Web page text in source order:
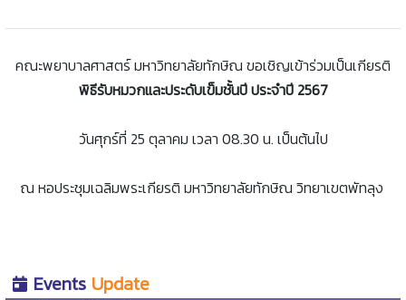
คณะพยาบาลศาสตร์ มหาวิทยาลัยทักษิณ ขอเชิญเข้าร่วมเป็นเกียรติ
พิธีรับหมวกและประดับเข็มชั้นปี ประจำปี 2567
วันศุกร์ที่ 25 ตุลาคม เวลา 08.30 น. เป็นต้นไป
ณ หอประชุมเฉลิมพระเกียรติ มหาวิทยาลัยทักษิณ วิทยาเขตพัทลุง
Events Update